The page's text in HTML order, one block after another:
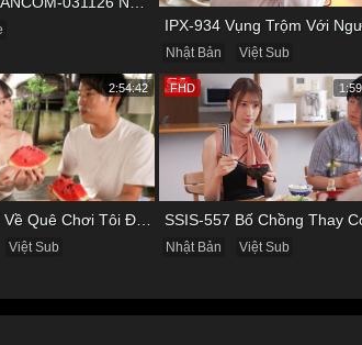
Nhật Bản Việt Sub
Việt Sub
2:54:42
Nhật Bản Việt Sub
FHD